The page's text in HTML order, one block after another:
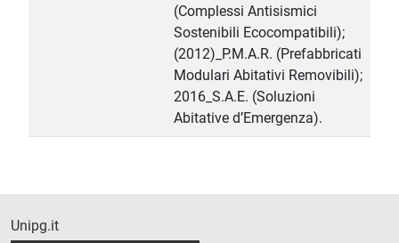
(Complessi Antisismici
Sostenibili Ecocompatibili);
(2012)_P.M.A.R. (Prefabbricati
Modulari Abitativi Removibili);
2016_S.A.E. (Soluzioni
Abitative d’Emergenza).
Unipg.it